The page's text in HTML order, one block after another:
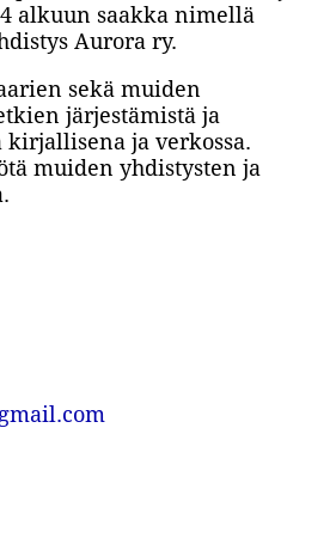
alkuun saakka nimellä
Aurora ry.
sekä muiden
järjestämistä ja
ja verkossa.
muiden yhdistysten ja